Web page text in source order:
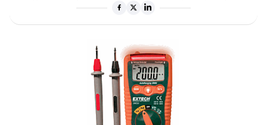
này mang lại sự linh hoạt và độ tin cậy cao trong các ứng
lường chuyên nghiệp.